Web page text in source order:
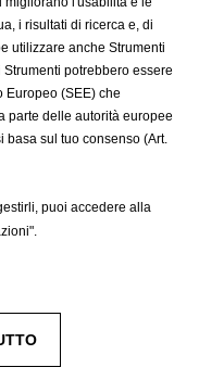
AGGIUNGI AL
dopo
i risultati di ricerca e, di
utilizzare anche Strumenti
potrebbero essere
Europeo (SEE) che
parte delle autorità europee
basa sul tuo consenso (Art.
puoi accedere alla